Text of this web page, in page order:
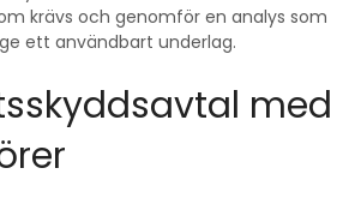
krävs och genomför en analys som
ett användbart underlag.
med